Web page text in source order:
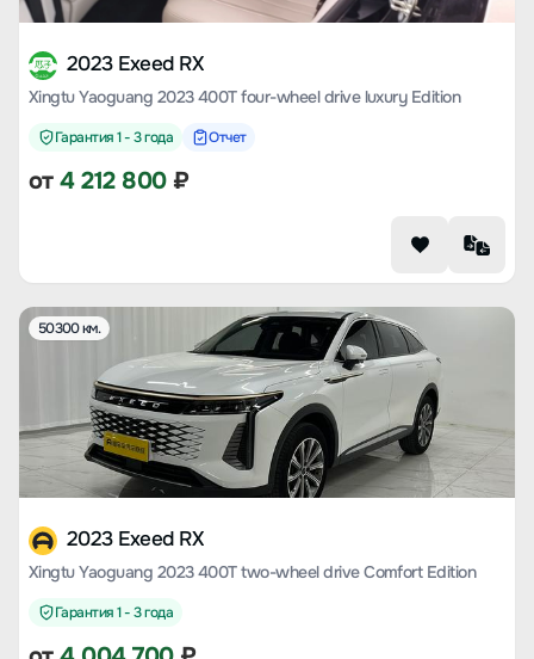
2023 Exeed RX
Xingtu Yaoguang 2023 400T four-wheel drive luxury Edition
Гарантия 1 - 3 года Отчет
от4 212 800₽
50300 км.
2023 Exeed RX
Xingtu Yaoguang 2023 400T two-wheel drive Comfort Edition
Гарантия 1 - 3 года